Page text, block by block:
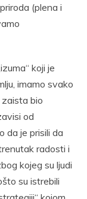
(plena i
koji je
imamo svako
bio
od
da je prisili da
radosti i
kojeg su ljudi
su istrebili